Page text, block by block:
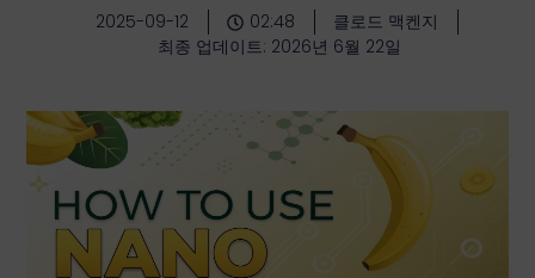
2025-09-12 02:48
클로드 맥켄지
최종 업데이트: 2026년 6월 22일